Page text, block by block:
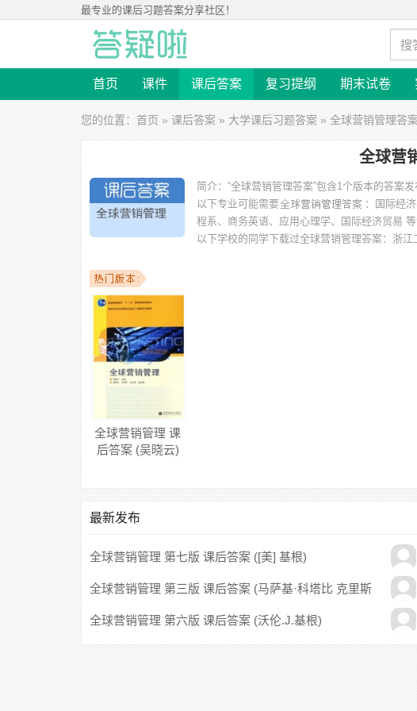
最专业的课后习题答案分享社区！
首页 课件 课后答案 复习提纲 期末试卷
您的位置： 首页 » 课后答案 » 大学课后习题答案 » 全球营销管理答
全球营
简介： “全球营销管理答案”包含1个版本的答案
以下专业可能需要
：国际经
程系、商务英语、应用心理学、国际经济贸易 等
以下学校的同学下载过全球营销管理答案：浙江
全球营销管理 课
后答案 (吴晓云)
最新发布
全球营销管理 第七版 课后答案 ([美] 基根)
全球营销管理 第三版 课后答案 (马萨基·科塔比 克里斯
蒂安·赫尔森)
全球营销管理 第六版 课后答案 (沃伦.J.基根)